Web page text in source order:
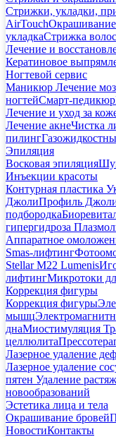
Стрижки, укладки,
AirTouch
укладкаСтрижка
Лечение и
Кератиновое
Ногтевой сервис
Маникюр Лечение
ногтейСмарт-педикюр
Лечение и уход за
Лечение акнеЧистка
пилинг
Эпиляция
Восковая эпиляция
Инъекции красоты
Контурная пластика
ДжолиПрофиль
подбородка
гипергидроза
Аппаратное
Smas-лифтинг
Stellar M22 Lumenis
лифтингМикротоки
Коррекция фигуры
Коррекция фигуры
мышц
днаМиостимуляция
целлюлита
Лазерное удаление
Лазерное удаление
пятен Удаление
новообразований
Эстетика лица и тела
Окрашивание бровей
НовостиКонтакты